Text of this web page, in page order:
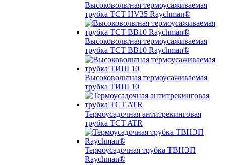
Высоковольтная термоусаживаемая
трубка TCT HV35 Raychman®
Высоковольтная термоусаживаемая
трубка TCT BB10 Raychman®
Высоковольтная термоусаживаемая
трубка ТИШ 10
Термоусадочная антитрекинговая
трубка TCT ATR
Термоусадочная трубка ТВНЭП
Raychman®